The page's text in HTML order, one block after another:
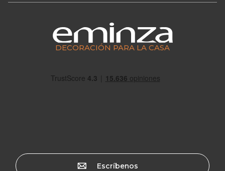
DECORACIÓN PARA LA CASA
Escríbenos